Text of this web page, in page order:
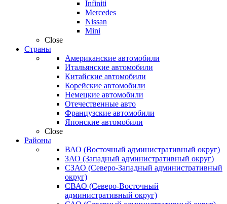
Infiniti
Mercedes
Nissan
Mini
Close
Страны
Американские автомобили
Итальянские автомобили
Китайские автомобили
Корейские автомобили
Немецкие автомобили
Отечественные авто
Французские автомобили
Японские автомобили
Close
Районы
ВАО (Восточный административный округ)
ЗАО (Западный административный округ)
СЗАО (Северо-Западный административный
округ)
СВАО (Северо-Восточный
административный округ)